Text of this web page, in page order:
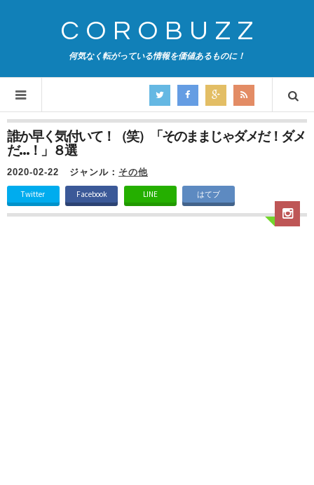
COROBUZZ
何気なく転がっている情報を価値あるものに！
誰か早く気付いて！（笑）「そのままじゃダメだ！ダメ
だ…！」８選
2020-02-22 ジャンル： その他
Twitter Facebook LINE はてブ